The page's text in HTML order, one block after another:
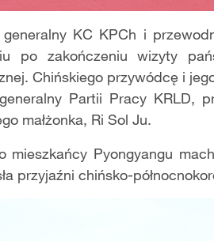
KC KPCh i
po zakończeniu wizyty
Chińskiego przywódcę i
Partii Pracy KRLD,
małżonka, Ri Sol Ju.
mieszkańcy Pyongyangu
przyjaźni chińsko-